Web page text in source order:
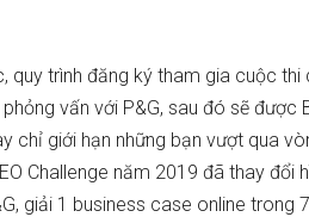
quy trình đăng ký tham gia cuộc
vấn với P&G, sau đó sẽ
chỉ giới hạn những bạn vượt qua
Challenge năm 2019 đã thay
giải 1 business case online trong